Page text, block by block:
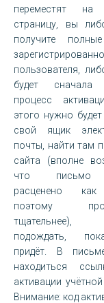
переместят на
страницу, вы
получите
пользователя,
будет сначала
процесс
этого нужно
свой ящик
почты, найти там
сайта (вполне
что письмо
расценено
поэтому
подождать,
придёт. В
находиться
активации учётной
Внимание: код